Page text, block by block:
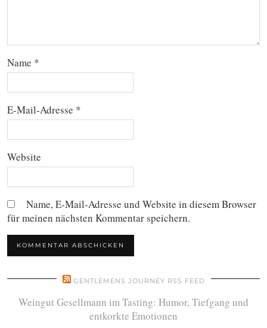
Name *
E-Mail-Adresse *
Website
Name, E-Mail-Adresse und Website in diesem Browser
für meinen nächsten Kommentar speichern.
GENTLEMENS JOURNEY RSS FEED
Weingut Gesellmann im Tasting: Humor, Tiefgang und
entkorkte Emotionen